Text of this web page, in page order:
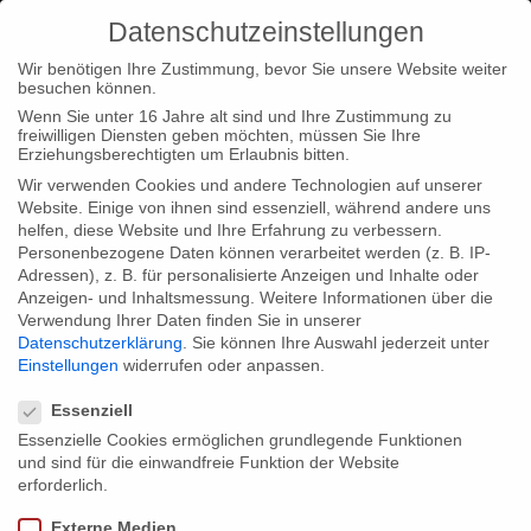
Home Typ|News
Blood in the Mobile auf dem True/False
Festival in den USA
Blood in the Mobile auf dem True/False
Festival in den USA
Unser Film “Blood in the Mobile” (“Blutige Handys”) läuft auf
dem True/False Dokumentarfilm Festival in Columbia, USA, das
Datenschutzeinstellungen
Wir benötigen Ihre Zustimmung, bevor Sie unsere Website weiter
besuchen können.
Wenn Sie unter 16 Jahre alt sind und Ihre Zustimmung zu
freiwilligen Diensten geben möchten, müssen Sie Ihre
Erziehungsberechtigten um Erlaubnis bitten.
Wir verwenden Cookies und andere Technologien auf unserer
Website. Einige von ihnen sind essenziell, während andere uns
helfen, diese Website und Ihre Erfahrung zu verbessern.
Personenbezogene Daten können verarbeitet werden (z. B. IP-
Adressen), z. B. für personalisierte Anzeigen und Inhalte oder
Anzeigen- und Inhaltsmessung. Weitere Informationen über die
Verwendung Ihrer Daten finden Sie in unserer
Datenschutzerklärung
Sie können Ihre Auswahl jederzeit unter
Einstellungen widerrufen oder anpassen.
Essenziell
Essenzielle Cookies ermöglichen grundlegende Funktionen
und sind für die einwandfreie Funktion der Website
erforderlich.